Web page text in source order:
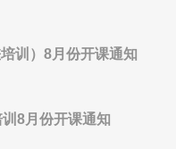
训）8月份开课通知
8月份开课通知